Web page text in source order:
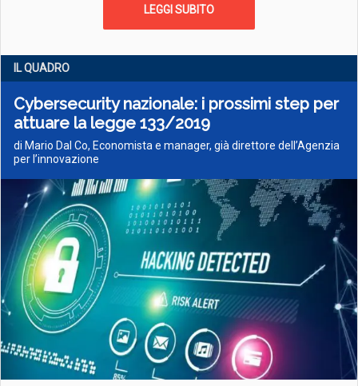
LEGGI SUBITO
IL QUADRO
Cybersecurity nazionale: i prossimi step per
attuare la legge 133/2019
di Mario Dal Co, Economista e manager, già direttore dell’Agenzia
per l’innovazione